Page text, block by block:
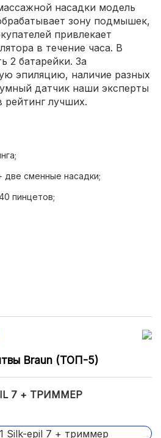
насадки модель
зону подмышек,
привлекает
в течение часа. В
2 батарейки. За
эпиляцию, наличие разных
датчик наши эксперты
рейтинг лучших.
две сменные насадки;
пинцетов;
контакта с кожей.
Braun (ТОП-5)
7 + ТРИММЕР